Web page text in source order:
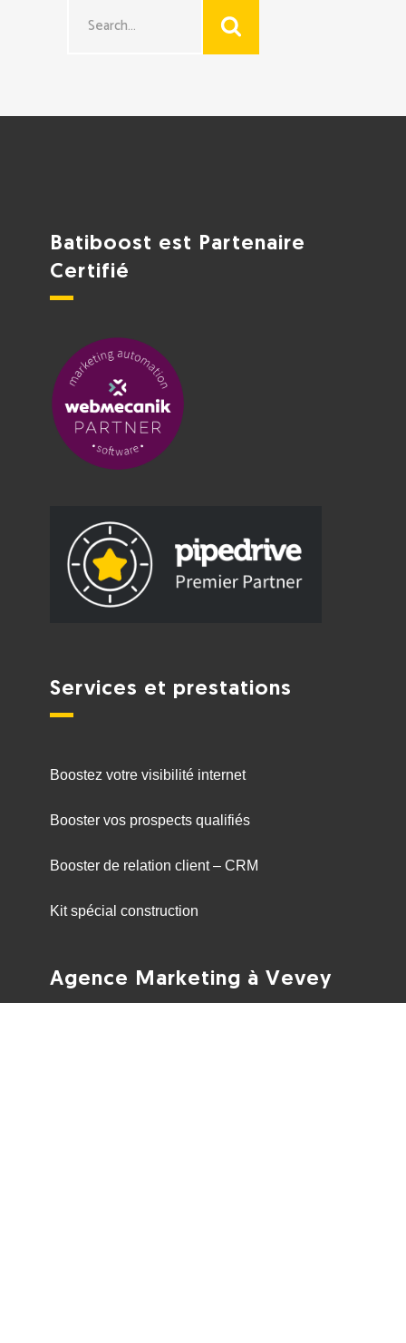
Batiboost est Partenaire
Certifié
Services et prestations
Boostez votre visibilité internet
Booster vos prospects qualifiés
Booster de relation client – CRM
Kit spécial construction
Agence Marketing à Vevey